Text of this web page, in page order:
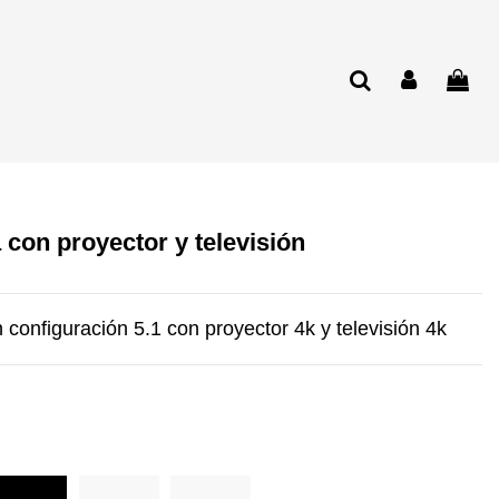
con proyector y televisión
5.1 con proyector 4k y televisión 4k